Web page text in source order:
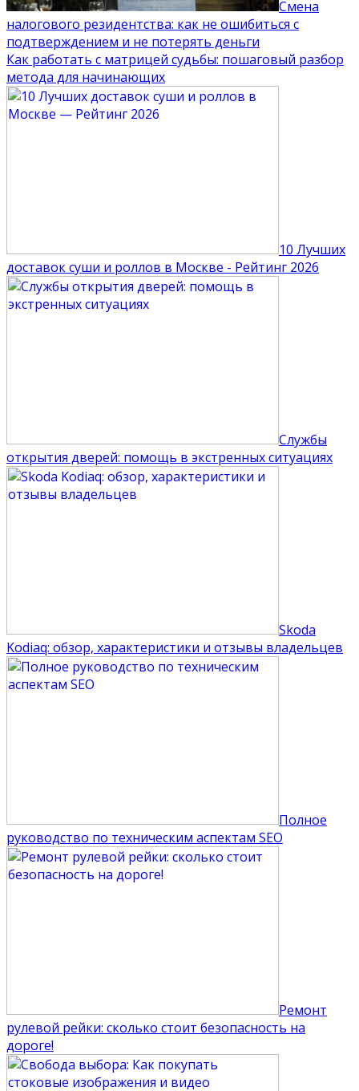
Смена
налогового резидентства: как не ошибиться с
подтверждением и не потерять деньги
Как работать с матрицей судьбы: пошаговый разбор
метода для начинающих
10 Лучших
доставок суши и роллов в Москве - Рейтинг 2026
Службы
открытия дверей: помощь в экстренных ситуациях
Skoda
Kodiaq: обзор, характеристики и отзывы владельцев
Полное
руководство по техническим аспектам SEO
Ремонт
рулевой рейки: сколько стоит безопасность на
дороге!